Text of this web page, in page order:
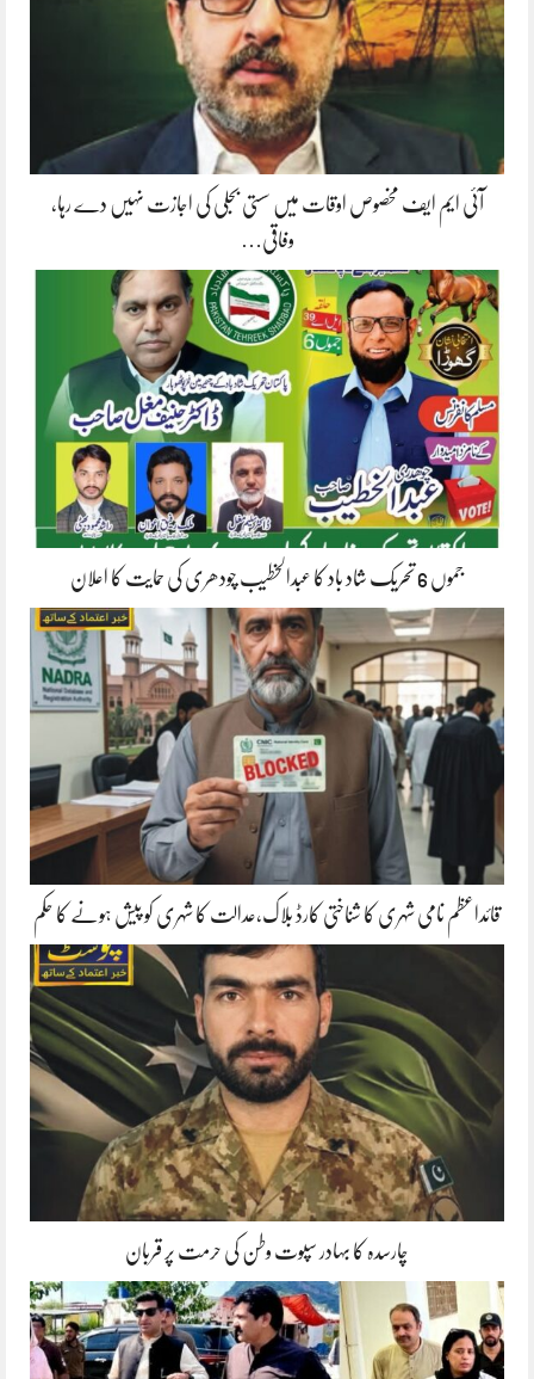
آئی ایم ایف مخصوص اوقات میں سستی بجلی کی اجازت نہیں دے رہا،
وفاقی…
جموں 6 تحریک شاد باد کا عبدالخطیب چودھری کی حمایت کا اعلان
قائداعظم نامی شہری کا شناختی کارڈ بلاک،عدالت کا شہری کو پیش ہونے کا حکم
چارسدہ کا بہادر سپوت وطن کی حرمت پر قربان